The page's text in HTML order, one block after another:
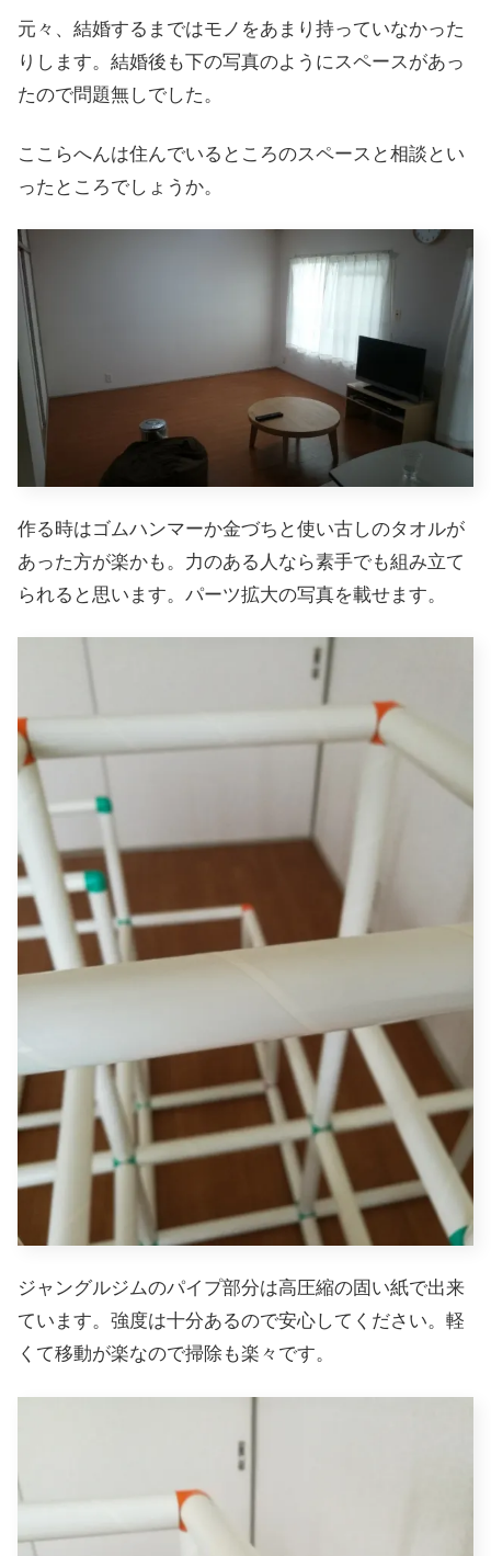
元々、結婚するまではモノをあまり持っていなかった
りします。結婚後も下の写真のようにスペースがあっ
たので問題無しでした。
ここらへんは住んでいるところのスペースと相談とい
ったところでしょうか。
作る時はゴムハンマーか金づちと使い古しのタオルが
あった方が楽かも。力のある人なら素手でも組み立て
られると思います。パーツ拡大の写真を載せます。
ジャングルジムのパイプ部分は高圧縮の固い紙で出来
ています。強度は十分あるので安心してください。軽
くて移動が楽なので掃除も楽々です。